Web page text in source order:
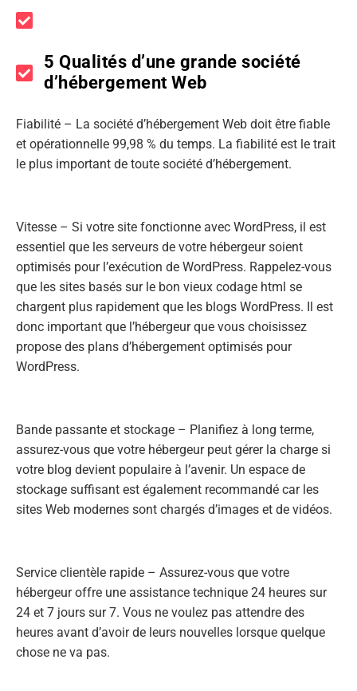
5 Qualités d’une grande société
d’hébergement Web
Fiabilité – La société d’hébergement Web doit être fiable
et opérationnelle 99,98 % du temps. La fiabilité est le trait
le plus important de toute société d’hébergement.
Vitesse – Si votre site fonctionne avec WordPress, il est
essentiel que les serveurs de votre hébergeur soient
optimisés pour l’exécution de WordPress. Rappelez-vous
que les sites basés sur le bon vieux codage html se
chargent plus rapidement que les blogs WordPress. Il est
donc important que l’hébergeur que vous choisissez
propose des plans d’hébergement optimisés pour
WordPress.
Bande passante et stockage – Planifiez à long terme,
assurez-vous que votre hébergeur peut gérer la charge si
votre blog devient populaire à l’avenir. Un espace de
stockage suffisant est également recommandé car les
sites Web modernes sont chargés d’images et de vidéos.
Service clientèle rapide – Assurez-vous que votre
hébergeur offre une assistance technique 24 heures sur
24 et 7 jours sur 7. Vous ne voulez pas attendre des
heures avant d’avoir de leurs nouvelles lorsque quelque
chose ne va pas.